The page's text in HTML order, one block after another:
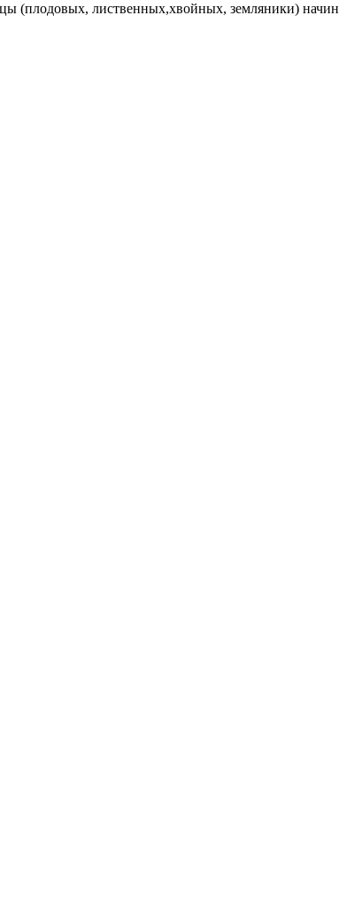
(плодовых, лиственных,хвойных, земляники)